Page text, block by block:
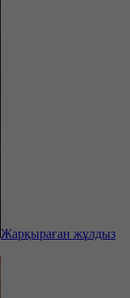
Жарқыраған жұлдыз